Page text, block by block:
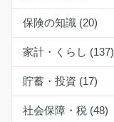
保険の知識 (20)
家計・くらし (137)
貯蓄・投資 (17)
社会保障・税 (48)